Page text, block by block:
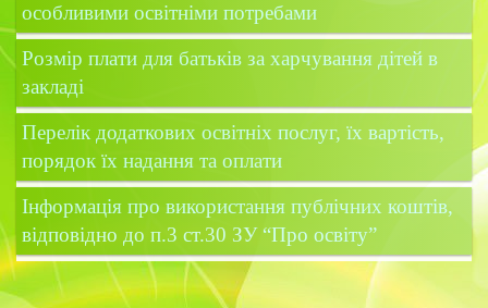
особливими освітніми потребами
Розмір плати для батьків за харчування дітей в
закладі
Перелік додаткових освітніх послуг, їх вартість,
порядок їх надання та оплати
Інформація про використання публічних коштів,
відповідно до п.3 ст.30 ЗУ “Про освіту”